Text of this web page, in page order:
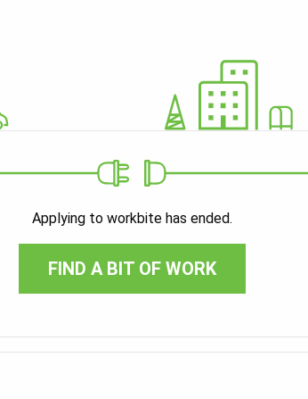
Applying to workbite has ended.
FIND A BIT OF WORK